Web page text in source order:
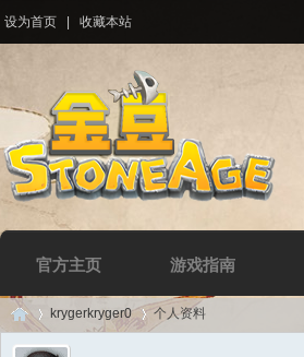
设为首页 收藏本站
官方主页 游戏指南
krygerkryger0 个人资料